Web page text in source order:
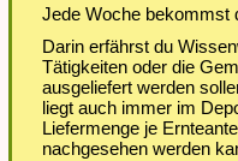
Jede Woche bekommst
Darin erfährst du
Tätigkeiten oder die
ausgeliefert werden
liegt auch immer im
Liefermenge je
nachgesehen werden